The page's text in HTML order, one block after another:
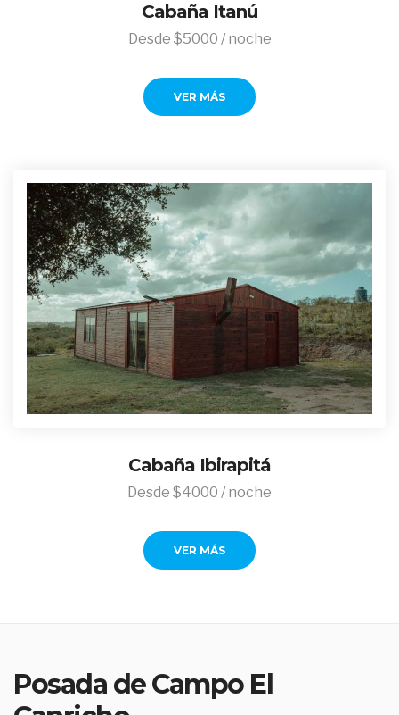
Cabaña Itanú
Desde $5000 / noche
VER MÁS
Cabaña Ibirapitá
Desde $4000 / noche
VER MÁS
Posada de Campo El